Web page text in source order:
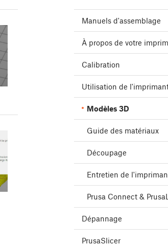
Manuels d'assemblage
À propos de votre
Calibration
Utilisation de
Modèles 3D
Guide des matériaux
Découpage
Entretien de
Prusa Connect &
Dépannage
PrusaSlicer